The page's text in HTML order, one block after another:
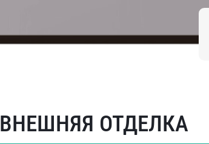
ВНЕШНЯЯ ОТДЕЛКА